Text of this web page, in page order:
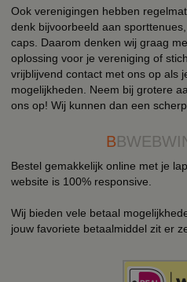
Ook verenigingen hebben
denk bijvoorbeeld aan
caps. Daarom denken wij graag
oplossing voor je vereniging of
vrijblijvend contact met ons op als
mogelijkheden. Neem bij grotere
ons op! Wij kunnen dan een
B
Bestel gemakkelijk online met je
website is 100% responsive.
Wij bieden vele betaal
jouw favoriete betaalmiddel zit er